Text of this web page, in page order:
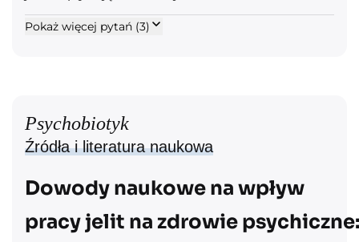
prebiotykiem — inuliną z cykorii.
Osoby w ciąży, karmiące piersią lub z poważnie
obniżoną odpornością powinny skonsultować
mikrokapsułkowania szczepy są chronione przed
Oś jelitowo-mózgowa to dwukierunkowy szlak
Zaburzenia mikrobioty jelitowej mogą prowadzić do
pogorszenia nastroju, zwiększonego stresu i
problemów z koncentracją. Psychobiotyki wspierają tę
Pokaż więcej pytań (3)
Psychobiotyk
Źródła i literatura naukowa
Dowody naukowe na wpływ
pracy jelit na zdrowie